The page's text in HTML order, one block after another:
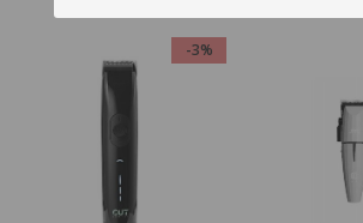
-3%